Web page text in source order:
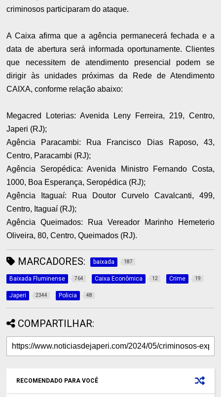
criminosos participaram do ataque.
A Caixa afirma que a agência permanecerá fechada e a
data de abertura será informada oportunamente. Clientes
que necessitem de atendimento presencial podem se
dirigir às unidades próximas da Rede de Atendimento
CAIXA, conforme relação abaixo:
Megacred Loterias: Avenida Leny Ferreira, 219, Centro,
Japeri (RJ);
Agência Paracambi: Rua Francisco Dias Raposo, 43,
Centro, Paracambi (RJ);
Agência Seropédica: Avenida Ministro Fernando Costa,
1000, Boa Esperança, Seropédica (RJ);
Agência Itaguaí: Rua Doutor Curvelo Cavalcanti, 499,
Centro, Itaguaí (RJ);
Agência Queimados: Rua Vereador Marinho Hemeterio
Oliveira, 80, Centro, Queimados (RJ).
MARCADORES: baixada 187
Baixada Fluminense 764 Caixa Econômica 12 Crime 19
Japeri 2344 Policia 48
COMPARTILHAR:
RECOMENDADO PARA VOCÊ